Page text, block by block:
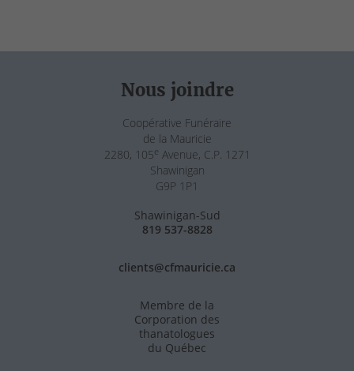
Nous joindre
Coopérative Funéraire
de la Mauricie
2280, 105e Avenue, C.P. 1271
Shawinigan
G9P 1P1
Shawinigan-Sud
819 537-8828
clients@cfmauricie.ca
Membre de la
Corporation des
thanatologues
du Québec